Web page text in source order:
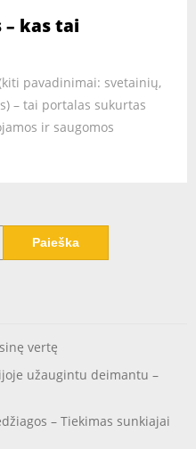
kas tai
pavadinimai: svetainių,
– tai portalas sukurtas
ir saugomos
vertę
užaugintu deimantu –
– Tiekimas sunkiajai